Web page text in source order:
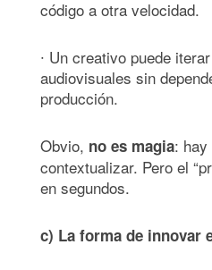
código a otra velocidad.
∙ Un creativo puede
audiovisuales sin
producción.
Obvio, no es magia:
contextualizar. Pero el
en segundos.
c) La forma de innovar